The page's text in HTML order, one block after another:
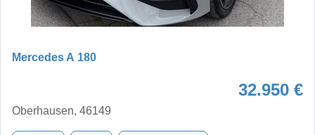
Mercedes A 180
32.950 €
Oberhausen, 46149